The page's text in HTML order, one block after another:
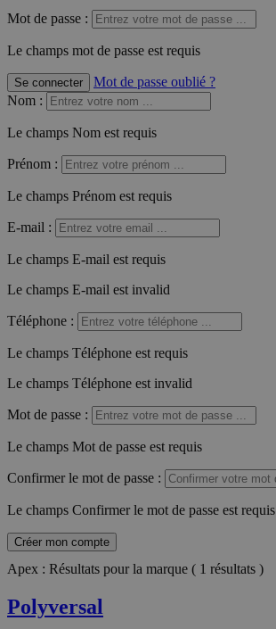
Mot de passe :
Le champs mot de passe est requis
Se connecter
Mot de passe oublié ?
Nom :
Le champs Nom est requis
Prénom :
Le champs Prénom est requis
E-mail :
Le champs E-mail est requis
Le champs E-mail est invalid
Téléphone :
Le champs Téléphone est requis
Le champs Téléphone est invalid
Mot de passe :
Le champs Mot de passe est requis
Confirmer le mot de passe :
Le champs Confirmer le mot de passe est requis
Créer mon compte
Apex : Résultats pour la marque ( 1 résultats )
Polyversal